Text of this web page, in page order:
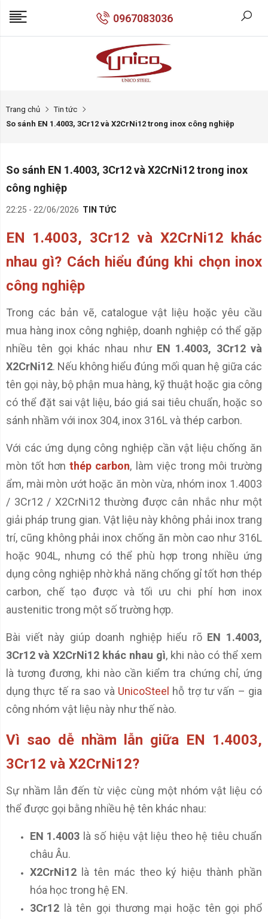
0967083036
Trang chủ
Tin tức
So sánh EN 1.4003, 3Cr12 và X2CrNi12 trong inox công nghiệp
So sánh EN 1.4003, 3Cr12 và X2CrNi12 trong inox
công nghiệp
22:25 - 22/06/2026 TIN TỨC
EN 1.4003, 3Cr12 và X2CrNi12 khác
nhau gì? Cách hiểu đúng khi chọn inox
công nghiệp
Trong các bản vẽ, catalogue vật liệu hoặc yêu cầu
mua hàng inox công nghiệp, doanh nghiệp có thể gặp
nhiều tên gọi khác nhau như EN 1.4003, 3Cr12 và
X2CrNi12. Nếu không hiểu đúng mối quan hệ giữa các
tên gọi này, bộ phận mua hàng, kỹ thuật hoặc gia công
có thể đặt sai vật liệu, báo giá sai tiêu chuẩn, hoặc so
sánh nhầm với inox 304, inox 316L và thép carbon.
Với các ứng dụng công nghiệp cần vật liệu chống ăn
mòn tốt hơnthép carbon, làm việc trong môi trường
ẩm, mài mòn ướt hoặc ăn mòn vừa, nhóm inox 1.4003
/ 3Cr12 / X2CrNi12 thường được cân nhắc như một
giải pháp trung gian. Vật liệu này không phải inox trang
trí, cũng không phải inox chống ăn mòn cao như 316L
hoặc 904L, nhưng có thể phù hợp trong nhiều ứng
dụng công nghiệp nhờ khả năng chống gỉ tốt hơn thép
carbon, chế tạo được và tối ưu chi phí hơn inox
austenitic trong một số trường hợp.
Bài viết này giúp doanh nghiệp hiểu rõ EN 1.4003,
3Cr12 và X2CrNi12 khác nhau gì, khi nào có thể xem
là tương đương, khi nào cần kiểm tra chứng chỉ, ứng
dụng thực tế ra sao và UnicoSteel hỗ trợ tư vấn – gia
công nhóm vật liệu này như thế nào.
Vì sao dễ nhầm lẫn giữa EN 1.4003,
3Cr12 và X2CrNi12?
Sự nhầm lẫn đến từ việc cùng một nhóm vật liệu có
thể được gọi bằng nhiều hệ tên khác nhau:
EN 1.4003 là số hiệu vật liệu theo hệ tiêu chuẩn
châu Âu.
X2CrNi12 là tên mác theo ký hiệu thành phần
hóa học trong hệ EN.
3Cr12 là tên gọi thương mại hoặc tên gọi phổ